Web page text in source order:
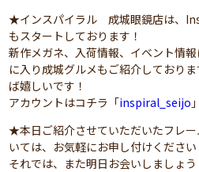
★インスパイラル 成城眼鏡店は、
もスタートしております！
新作メガネ、入荷情報、イベント情
に入り成城グルメもご紹介しており
ば嬉しいです！
アカウントはコチラ「inspiral_seijo
★本日ご紹介させていただいたフレ
いては、お気軽にお申し付けください
それでは、また明日お会いしましょ